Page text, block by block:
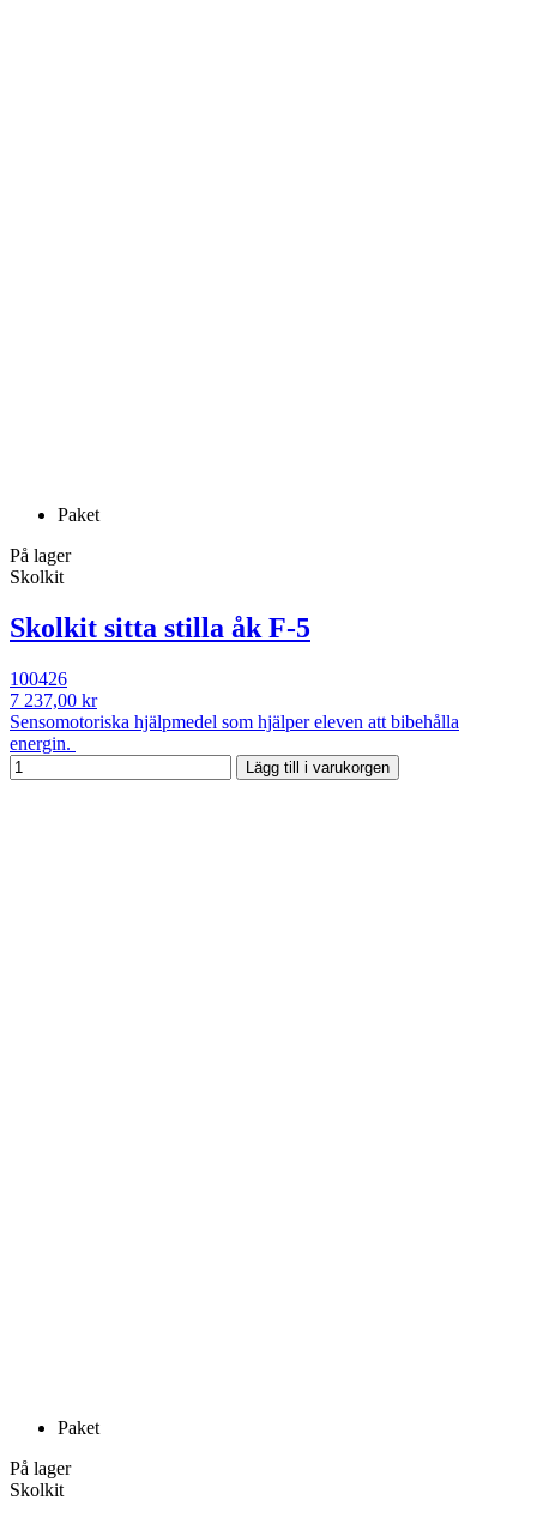
Paket
På lager
Skolkit
Skolkit sitta stilla åk F-5
100426
7 237,00 kr
Sensomotoriska hjälpmedel som hjälper eleven att bibehålla
energin.
Lägg till i varukorgen
Paket
På lager
Skolkit